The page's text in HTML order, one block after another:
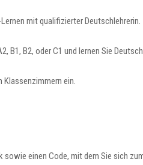
mit qualifizierter Deutschlehrerin.
B1, B2, oder C1 und lernen Sie
Klassenzimmern ein.
sowie einen Code, mit dem Sie sich